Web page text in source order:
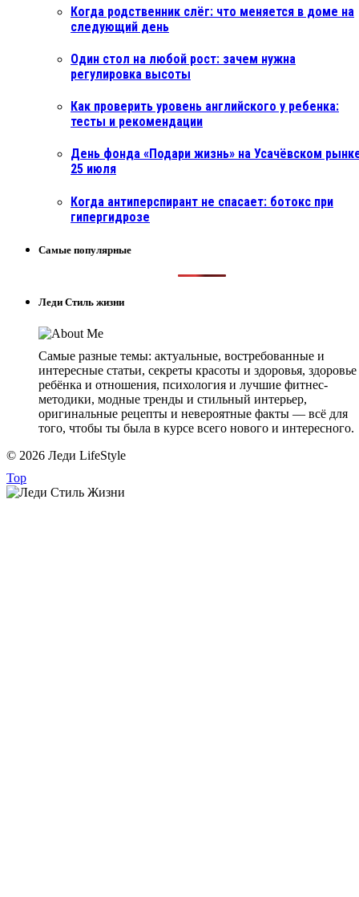
Когда родственник слёг: что меняется в доме на
следующий день
Один стол на любой рост: зачем нужна
регулировка высоты
Как проверить уровень английского у ребенка:
тесты и рекомендации
День фонда «Подари жизнь» на Усачёвском
25 июля
Когда антиперспирант не спасает: ботокс при
гипергидрозе
Самые популярные
Леди Стиль жизни
Самые разные темы: актуальные, востребованные и
интересные статьи, секреты красоты и здоровья, здоровье
ребёнка и отношения, психология и лучшие фитнес-
методики, модные тренды и стильный интерьер,
оригинальные рецепты и невероятные факты — всё для
того, чтобы ты была в курсе всего нового и интересного.
© 2026 Леди LifeStyle
Top